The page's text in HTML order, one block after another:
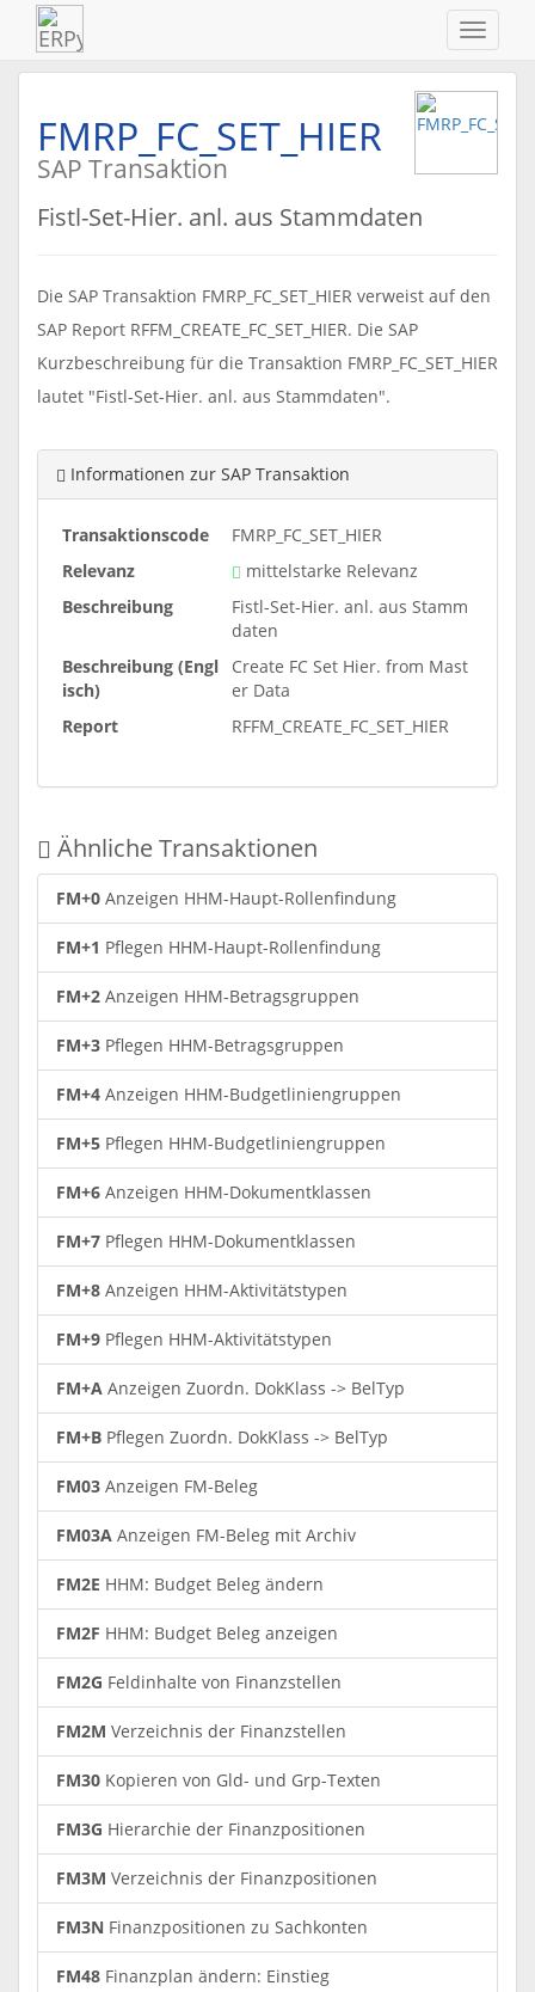
ein-/
FMRP_FC_SET_HIER
SAP Transaktion
Fistl-Set-Hier. anl. aus Stammdaten
Die SAP Transaktion FMRP_FC_SET_HIER verweist auf den
SAP Report RFFM_CREATE_FC_SET_HIER. Die SAP
Kurzbeschreibung für die Transaktion FMRP_FC_SET_HIER
lautet "Fistl-Set-Hier. anl. aus Stammdaten".
Informationen zur SAP Transaktion
Transaktionscode
FMRP_FC_SET_HIER
Relevanz
mittelstarke Relevanz
Beschreibung
Fistl-Set-Hier. anl. aus Stamm
daten
Beschreibung (Engl
isch)
Create FC Set Hier. from Mast
er Data
Report
RFFM_CREATE_FC_SET_HIER
Ähnliche Transaktionen
FM+0 Anzeigen HHM-Haupt-Rollenfindung
FM+1 Pflegen HHM-Haupt-Rollenfindung
FM+2 Anzeigen HHM-Betragsgruppen
FM+3 Pflegen HHM-Betragsgruppen
FM+4 Anzeigen HHM-Budgetliniengruppen
FM+5 Pflegen HHM-Budgetliniengruppen
FM+6 Anzeigen HHM-Dokumentklassen
FM+7 Pflegen HHM-Dokumentklassen
FM+8 Anzeigen HHM-Aktivitätstypen
FM+9 Pflegen HHM-Aktivitätstypen
FM+A Anzeigen Zuordn. DokKlass -> BelTyp
FM+B Pflegen Zuordn. DokKlass -> BelTyp
FM03 Anzeigen FM-Beleg
FM03A Anzeigen FM-Beleg mit Archiv
FM2E HHM: Budget Beleg ändern
FM2F HHM: Budget Beleg anzeigen
FM2G Feldinhalte von Finanzstellen
FM2M Verzeichnis der Finanzstellen
FM30 Kopieren von Gld- und Grp-Texten
FM3G Hierarchie der Finanzpositionen
FM3M Verzeichnis der Finanzpositionen
FM3N Finanzpositionen zu Sachkonten
FM48 Finanzplan ändern: Einstieg